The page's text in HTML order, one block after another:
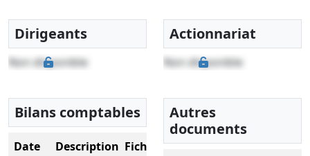
Dirigeants
Non disponible
Actionnariat
Non disponible
Bilans comptables
Date
Description Fichier
Autres
documents